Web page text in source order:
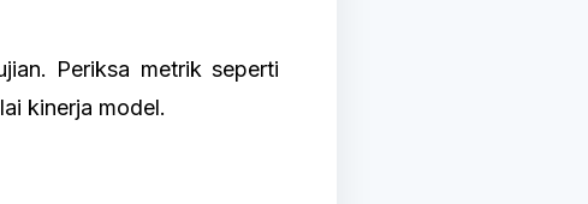
Periksa metrik seperti
kinerja model.